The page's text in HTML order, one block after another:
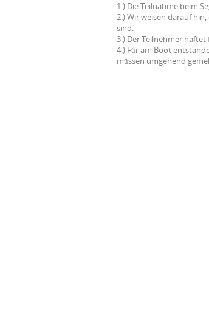
1.) Die Teilnahme beim
2.) Wir weisen darauf
sind.
3.) Der Teilnehmer
4.) Für am Boot
müssen umgehend